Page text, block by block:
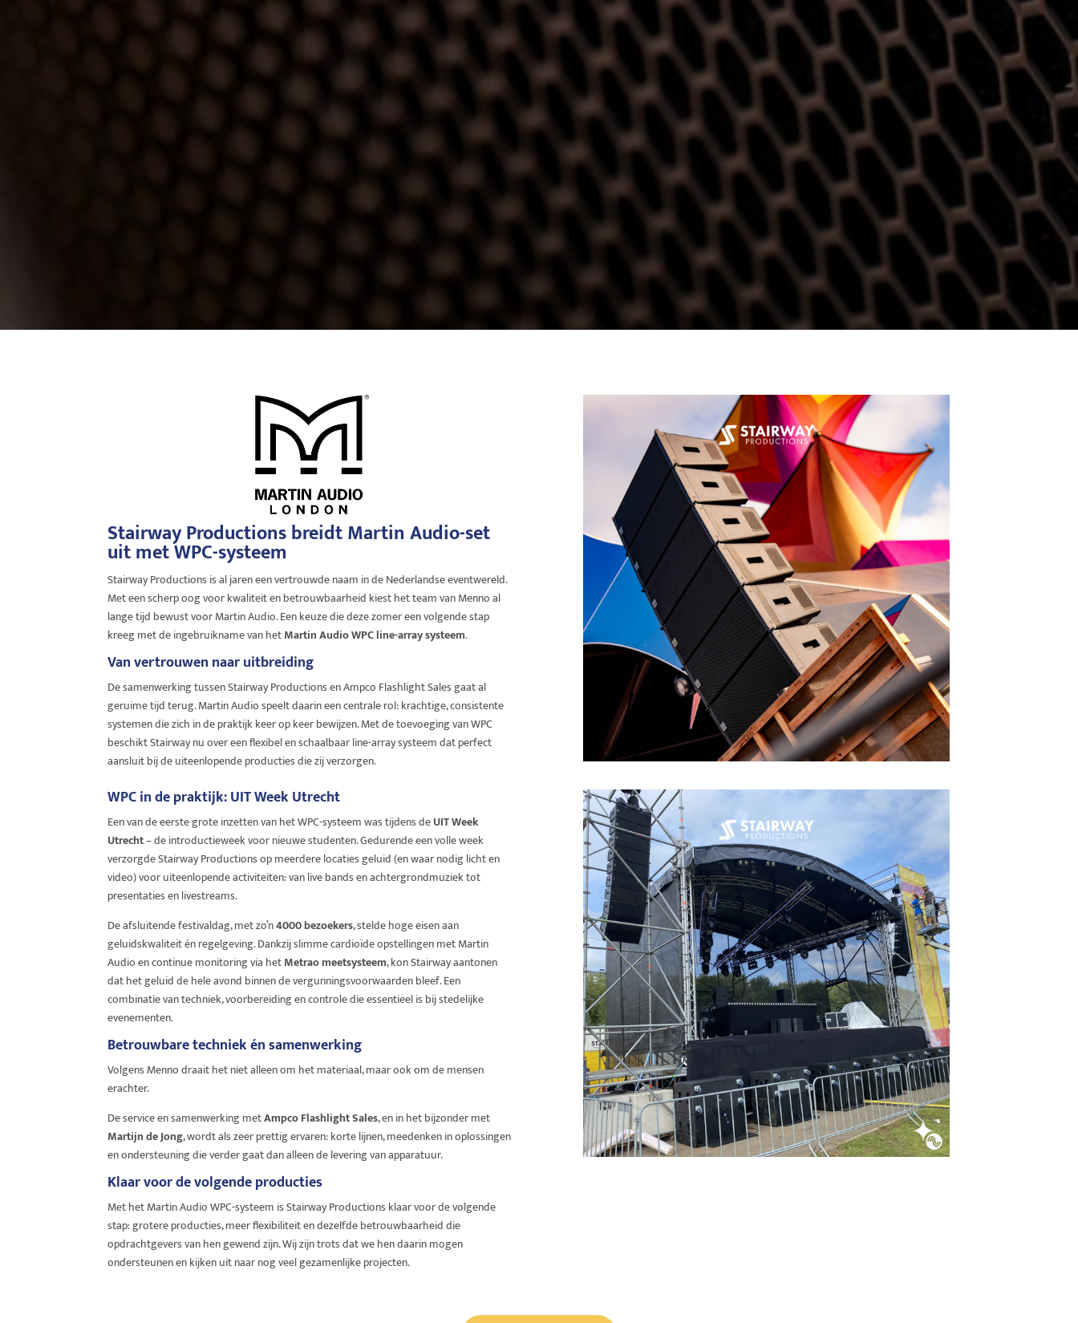
Stairway Productions breidt Martin Audio-set
uit met WPC-systeem
Stairway Productions is al jaren een vertrouwde naam in de Nederlandse eventwereld.
Met een scherp oog voor kwaliteit en betrouwbaarheid kiest het team van Menno al
lange tijd bewust voor Martin Audio. Een keuze die deze zomer een volgende stap
kreeg met de ingebruikname van hetMartin Audio WPC line-array systeem.
Van vertrouwen naar uitbreiding
De samenwerking tussen Stairway Productions en Ampco Flashlight Sales gaat al
geruime tijd terug. Martin Audio speelt daarin een centrale rol: krachtige, consistente
systemen die zich in de praktijk keer op keer bewijzen. Met de toevoeging van WPC
beschikt Stairway nu over een flexibel en schaalbaar line-array systeem dat perfect
aansluit bij de uiteenlopende producties die zij verzorgen.
WPC in de praktijk: UIT Week Utrecht
Een van de eerste grote inzetten van het WPC-systeem was tijdens deUIT Week
Utrecht– de introductieweek voor nieuwe studenten. Gedurende een volle week
verzorgde Stairway Productions op meerdere locaties geluid (en waar nodig licht en
video) voor uiteenlopende activiteiten: van live bands en achtergrondmuziek tot
presentaties en livestreams.
De afsluitende festivaldag, met zo’n4000 bezoekers, stelde hoge eisen aan
geluidskwaliteit én regelgeving. Dankzij slimme cardioïde opstellingen met Martin
Audio en continue monitoring via hetMetrao meetsysteem, kon Stairway aantonen
dat het geluid de hele avond binnen de vergunningsvoorwaarden bleef. Een
combinatie van techniek, voorbereiding en controle die essentieel is bij stedelijke
evenementen.
Betrouwbare techniek én samenwerking
Volgens Menno draait het niet alleen om het materiaal, maar ook om de mensen
erachter.
De service en samenwerking metAmpco Flashlight Sales, en in het bijzonder met
Martijn de Jong, wordt als zeer prettig ervaren: korte lijnen, meedenken in oplossingen
en ondersteuning die verder gaat dan alleen de levering van apparatuur.
Klaar voor de volgende producties
Met het Martin Audio WPC-systeem is Stairway Productions klaar voor de volgende
stap: grotere producties, meer flexibiliteit en dezelfde betrouwbaarheid die
opdrachtgevers van hen gewend zijn. Wij zijn trots dat we hen daarin mogen
ondersteunen en kijken uit naar nog veel gezamenlijke projecten.